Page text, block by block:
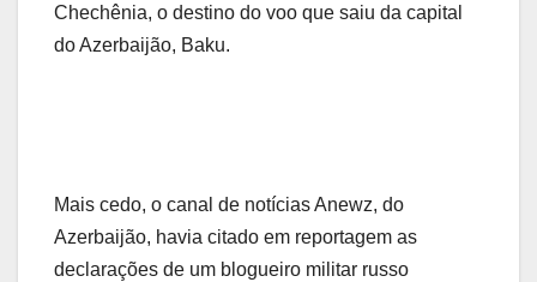
Chechênia, o destino do voo que saiu da capital
do Azerbaijão, Baku.
Mais cedo, o canal de notícias Anewz, do
Azerbaijão, havia citado em reportagem as
declarações de um blogueiro militar russo